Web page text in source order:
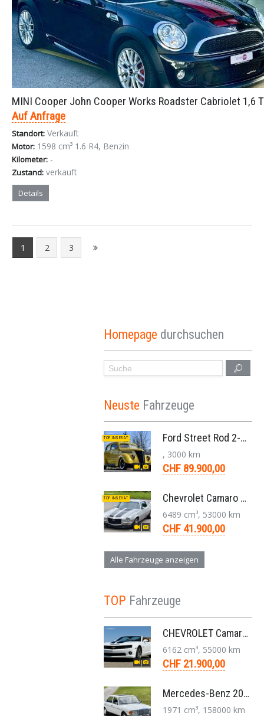
MINI Cooper John Cooper Works Roadster Cabriolet 1,6
Auf Anfrage
Standort: Verkauft
Motor: 1598 cm³ 1.6 R4, Benzin
Kilometer: -
Zustand: verkauft
Details
1 2 3
Homepage durchsuchen
Neuste Fahrzeuge
TOP INSERAT Ford Street Rod 2-Door V8 Aut. 1937
, 3000 km
CHF 89.900,00
TOP INSERAT Chevrolet Camaro SS 396 LS3 Coupe Aut. 1971
6489 cm³, 53000 km
CHF 41.900,00
Alle Fahrzeuge anzeigen
TOP Fahrzeuge
CHEVROLET Camaro 2SS RS 6,2L V8 Cabriolet Aut. 2011
6162 cm³, 55000 km
CHF 21.900,00
Mercedes-Benz 200 W123 1979 Veteranenfahrzeug Handschaltung Schiebedach
1971 cm³, 158000 km